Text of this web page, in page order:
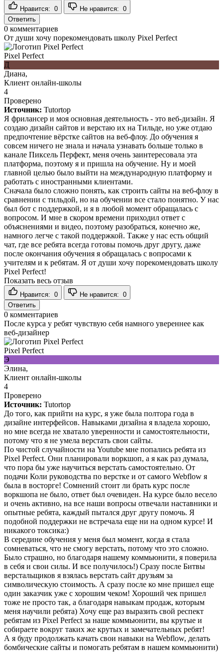
Нравится: 0 Не нравится: 0
Ответить
0 комментариев
От души хочу порекомендовать школу Pixel Perfect
Pixel Perfect
Д
Диана,
Клиент онлайн-школы
4
Проверено
Источник: Tutortop
Я фрилансер и моя основная деятельность - это веб-дизайн. Я
создаю дизайн сайтов и верстаю их на Тильде, но уже отдаю
предпочтение вёрстке сайтов на веб-флоу. До обучения я
совсем ничего не знала и начала узнавать больше только в
канале Пиксель Перфект, меня очень заинтересовала эта
платформа, поэтому я и пришла на обучение. Ну и моей
главной целью было выйти на международную платформу и
работать с иностранными клиентами.
Сначала было сложно понять, как строить сайты на веб-флоу в
сравнении с тильдой, но на обучении все стало понятно. У нас
был бот с поддержкой, и я в любой момент обращалась с
вопросом. И мне в скором времени приходил ответ с
объяснениями и видео, поэтому разобраться, конечно же,
намного легче с такой поддержкой. Также у нас есть общий
чат, где все ребята всегда готовы помочь друг другу, даже
после окончания обучения я обращалась с вопросами к
учителям и к ребятам. Я от души хочу порекомендовать школу
Pixel Perfect!
Показать весь отзыв
Нравится: 0 Не нравится: 0
Ответить
0 комментариев
После курса у ребят чувствую себя намного увереннее как
веб-дизайнер
Pixel Perfect
Э
Элина,
Клиент онлайн-школы
4
Проверено
Источник: Tutortop
До того, как прийти на курс, я уже была полтора года в
дизайне интерфейсов. Навыками дизайна я владела хорошо,
но мне всегда не хватало уверенности и самостоятельности,
потому что я не умела верстать свои сайты.
По чистой случайности на Youtube мне попались ребята из
Pixel Perfect. Они планировали воркшоп, а я как раз думала,
что пора бы уже научиться верстать самостоятельно. От
подачи Коли руководства по верстке и от самого Webflow я
была в восторге! Сомнений стоит ли брать курс после
воркшопа не было, ответ был очевиден. На курсе было весело
и очень активно, на все наши вопросы отвечали наставники и
опытные ребята, каждый пытался друг другу помочь. Я
подобной поддержки не встречала еще ни на одном курсе! И
никакого токсика:)
В середине обучения у меня был момент, когда я стала
сомневаться, что не смогу верстать, потому что это сложно.
Было страшно, но благодаря нашему коммьюнити, я поверила
в себя и свои силы. И все получилось!) Сразу после Битвы
верстальщиков я взялась верстать сайт друзьям за
символическую стоимость. А сразу после ко мне пришел еще
один заказчик уже с хорошим чеком! Хороший чек пришел
тоже не просто так, а благодаря навыкам продаж, которым
меня научили ребята) Хочу еще раз выразить свой респект
ребятам из Pixel Perfect за наше коммьюнити, вы крутые и
собираете вокруг таких же крутых и замечательных ребят!
А я буду продолжать качать свои навыки на Webflow, делать
бомбические сайты и помогать ребятам в нашем коммьюнити)